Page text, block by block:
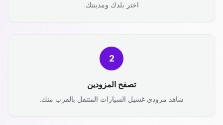
اختر بلدك ومدينتك.
2
تصفح المزودين
شاهد مزودي غسيل السيارات المتنقل بالقرب منك.